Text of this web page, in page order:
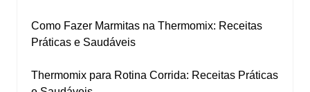
Como Fazer Marmitas na Thermomix: Receitas
Práticas e Saudáveis
Thermomix para Rotina Corrida: Receitas Práticas